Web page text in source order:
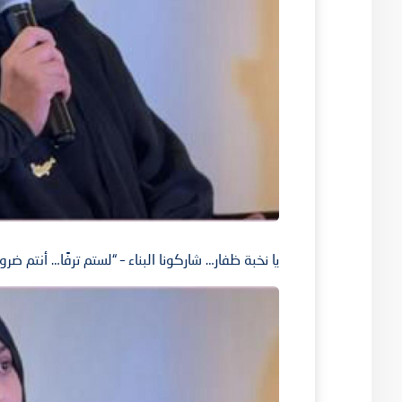
يا نخبة ظفار… شاركونا البناء – “لستم ترفًا… أنتم